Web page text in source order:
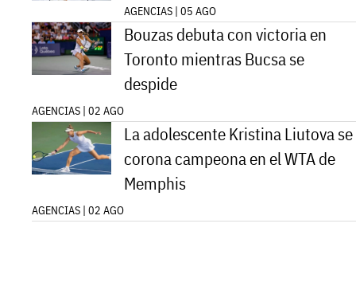
AGENCIAS | 05 AGO
Bouzas debuta con victoria en
Toronto mientras Bucsa se
despide
AGENCIAS | 02 AGO
La adolescente Kristina Liutova se
corona campeona en el WTA de
Memphis
AGENCIAS | 02 AGO